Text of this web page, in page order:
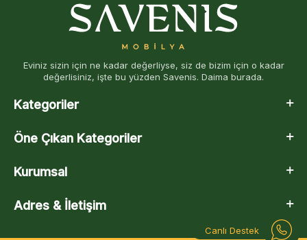
Canlı Destek
Eviniz sizin için ne kadar değerliyse, siz de bizim için o kadar
değerlisiniz, işte bu yüzden Savenis. Daima burada.
Kategoriler
Öne Çıkan Kategoriler
Kurumsal
Adres & İletişim